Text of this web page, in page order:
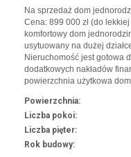
Na sprzedaż dom
Cena: 899 000 zł (do
komfortowy dom
usytuowany na dużej
Nieruchomość jest gotowa
dodatkowych nakładów
powierzchnia użytkowa
Powierzchnia:
Liczba pokoi:
Liczba pięter:
Rok budowy: